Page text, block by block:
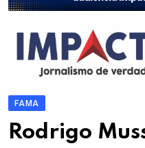
FAMA
Rodrigo